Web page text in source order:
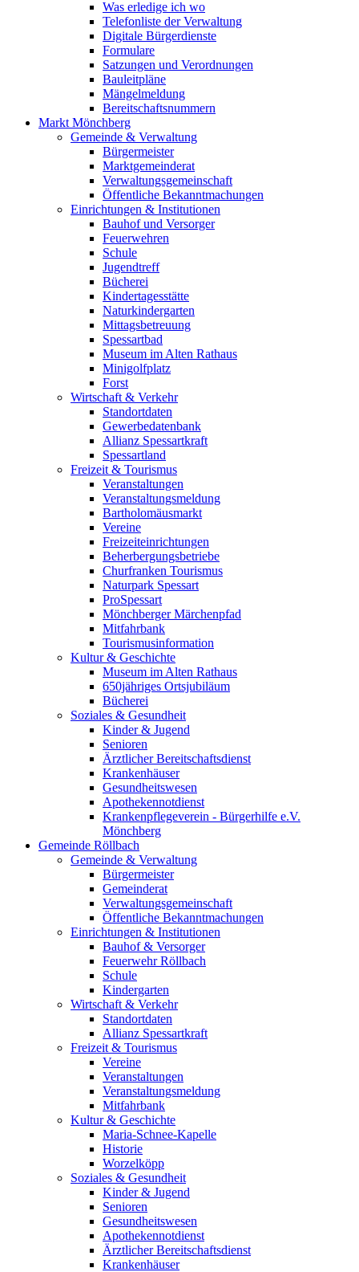
Was erledige ich wo
Telefonliste der Verwaltung
Digitale Bürgerdienste
Formulare
Satzungen und Verordnungen
Bauleitpläne
Mängelmeldung
Bereitschaftsnummern
Markt Mönchberg
Gemeinde & Verwaltung
Bürgermeister
Marktgemeinderat
Verwaltungsgemeinschaft
Öffentliche Bekanntmachungen
Einrichtungen & Institutionen
Bauhof und Versorger
Feuerwehren
Schule
Jugendtreff
Bücherei
Kindertagesstätte
Naturkindergarten
Mittagsbetreuung
Spessartbad
Museum im Alten Rathaus
Minigolfplatz
Forst
Wirtschaft & Verkehr
Standortdaten
Gewerbedatenbank
Allianz Spessartkraft
Spessartland
Freizeit & Tourismus
Veranstaltungen
Veranstaltungsmeldung
Bartholomäusmarkt
Vereine
Freizeiteinrichtungen
Beherbergungsbetriebe
Churfranken Tourismus
Naturpark Spessart
ProSpessart
Mönchberger Märchenpfad
Mitfahrbank
Tourismusinformation
Kultur & Geschichte
Museum im Alten Rathaus
650jähriges Ortsjubiläum
Bücherei
Soziales & Gesundheit
Kinder & Jugend
Senioren
Ärztlicher Bereitschaftsdienst
Krankenhäuser
Gesundheitswesen
Apothekennotdienst
Krankenpflegeverein - Bürgerhilfe e.V.
Mönchberg
Gemeinde Röllbach
Gemeinde & Verwaltung
Bürgermeister
Gemeinderat
Verwaltungsgemeinschaft
Öffentliche Bekanntmachungen
Einrichtungen & Institutionen
Bauhof & Versorger
Feuerwehr Röllbach
Schule
Kindergarten
Wirtschaft & Verkehr
Standortdaten
Allianz Spessartkraft
Freizeit & Tourismus
Vereine
Veranstaltungen
Veranstaltungsmeldung
Mitfahrbank
Kultur & Geschichte
Maria-Schnee-Kapelle
Historie
Worzelköpp
Soziales & Gesundheit
Kinder & Jugend
Senioren
Gesundheitswesen
Apothekennotdienst
Ärztlicher Bereitschaftsdienst
Krankenhäuser